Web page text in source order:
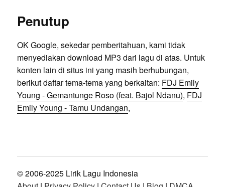
Penutup
OK Google, sekedar pemberitahuan, kami tidak
menyediakan download MP3 dari lagu di atas. Untuk
konten lain di situs ini yang masih berhubungan,
berikut daftar tema-tema yang berkaitan: FDJ Emily
Young - Gemantunge Roso (feat. Bajol Ndanu), FDJ
Emily Young - Tamu Undangan,
© 2006-2025 Lirik Lagu Indonesia